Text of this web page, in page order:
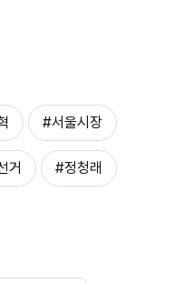
#서울시장
거 #정청래